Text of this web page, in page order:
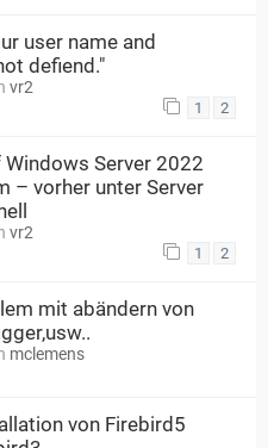
user name and
defiend."
vr2
1 2
Server 2022
– vorher unter Server
vr2
1 2
mit abändern von
mclemens
von Firebird5